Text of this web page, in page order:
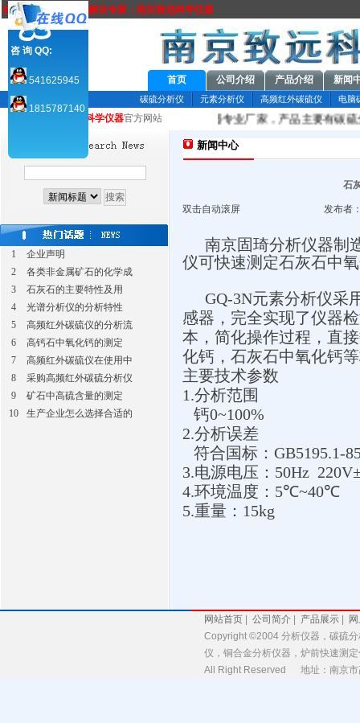
全方位元素分析方案解决专家：南京致远科学仪器
首页 公司介绍 产品介绍 新闻
碳硫分析仪 元素分析仪 高频红外碳硫仪 电脑
科学仪器官方网站
科学仪器有限公司是国内分析仪器专业厂家，产品主要有碳硫
1
企业声明
2
各类非金属矿石的化学成
3
石灰石的主要特性及用
4
光谱分析仪的分析特性
5
高频红外碳硫仪的分析流
6
高钙石中氧化钙的测定
7
高频红外碳硫仪在使用中
8
采购高频红外碳硫分析仪
9
矿石中高硫含量的测定
10
生产企业怎么选择合适的
新闻中心
石
双击自动滚屏 发布者
南京固琦分析仪器制
仪可快速测定石灰石中
GQ-3N元素分析仪采
感器，完全实现了仪器
本，简化操作过程，直
化钙，石灰石中氧化钙
主要技术参数
1.分析范围
钙0~100%
2.分析误差
符合国标： GB5195.1-
3.电源电压： 50Hz 220V
4.环境温度： 5℃~40℃
5.重量： 15kg
网站首页 公司简介 产品展示
Copyright ©2004 分析仪器，碳硫
仪，铜合金分析仪器，炉前快速测
All Right Reserved 地址：南京
咨 询 QQ:
541625945
1815787140